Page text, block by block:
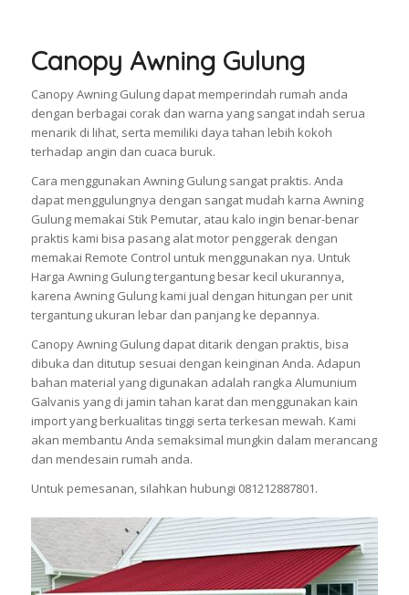
Canopy Awning Gulung
Canopy Awning Gulung dapat memperindah rumah anda
dengan berbagai corak dan warna yang sangat indah serua
menarik di lihat, serta memiliki daya tahan lebih kokoh
terhadap angin dan cuaca buruk.
Cara menggunakan Awning Gulung sangat praktis. Anda
dapat menggulungnya dengan sangat mudah karna Awning
Gulung memakai Stik Pemutar, atau kalo ingin benar-benar
praktis kami bisa pasang alat motor penggerak dengan
memakai Remote Control untuk menggunakan nya. Untuk
Harga Awning Gulung tergantung besar kecil ukurannya,
karena Awning Gulung kami jual dengan hitungan per unit
tergantung ukuran lebar dan panjang ke depannya.
Canopy Awning Gulung dapat ditarik dengan praktis, bisa
dibuka dan ditutup sesuai dengan keinginan Anda. Adapun
bahan material yang digunakan adalah rangka Alumunium
Galvanis yang di jamin tahan karat dan menggunakan kain
import yang berkualitas tinggi serta terkesan mewah. Kami
akan membantu Anda semaksimal mungkin dalam merancang
dan mendesain rumah anda.
Untuk pemesanan, silahkan hubungi 081212887801.